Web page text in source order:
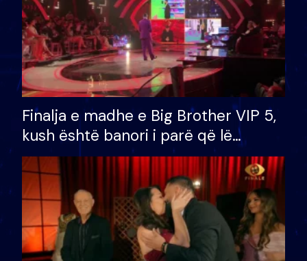
Finalja e madhe e Big Brother VIP 5,
kush është banori i parë që lë
shtëpinë dhe humb mundësinë për
të fituar çmimin e madh